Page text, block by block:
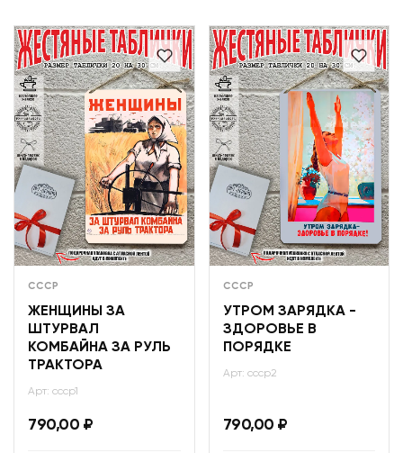
СССР
ЖЕНЩИНЫ ЗА
ШТУРВАЛ
КОМБАЙНА ЗА РУЛЬ
ТРАКТОРА
Арт: ссср1
790,00 ₽
СССР
УТРОМ ЗАРЯДКА -
ЗДОРОВЬЕ В
ПОРЯДКЕ
Арт: ссср2
790,00 ₽